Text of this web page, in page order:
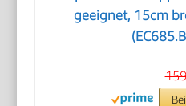
geeignet, 15cm